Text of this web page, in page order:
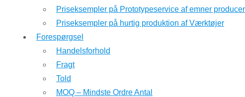
Priseksempler på Prototypeservice af emner
Priseksempler på hurtig produktion af Værktøjer
Forespørgsel
Handelsforhold
Fragt
Told
MOQ – Mindste Ordre Antal